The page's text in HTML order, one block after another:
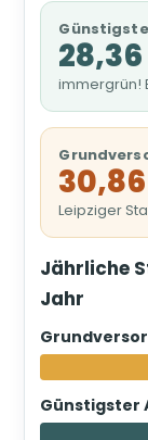
28,36
immergrün!
30,86
Leipziger
Jährliche
Jahr
Günstigster